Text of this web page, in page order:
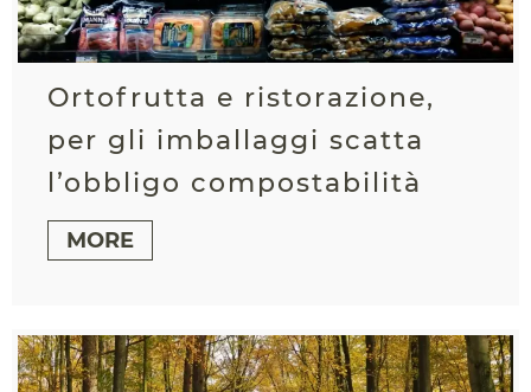
Ortofrutta e ristorazione,
per gli imballaggi scatta
l’obbligo compostabilità
MORE